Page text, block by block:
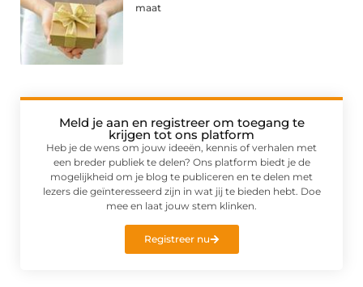
maat
Meld je aan en registreer om toegang te
krijgen tot ons platform
Heb je de wens om jouw ideeën, kennis of verhalen met
een breder publiek te delen? Ons platform biedt je de
mogelijkheid om je blog te publiceren en te delen met
lezers die geïnteresseerd zijn in wat jij te bieden hebt. Doe
mee en laat jouw stem klinken.
Registreer nu